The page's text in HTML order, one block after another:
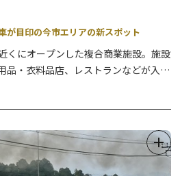
が目印の今市エリアの新スポット
くにオープンした複合商業施設。施設
品・衣料品店、レストランなどが入っ
ル満点！！夜間はライトアップされ、
ースポットになっています。
設してありますので、お買い物をし